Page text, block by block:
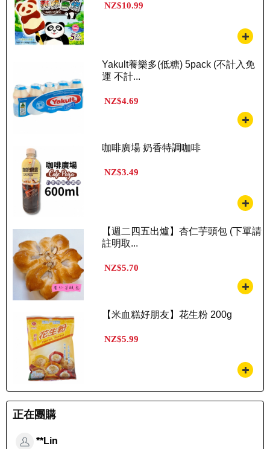
NZ$10.99
Yakult養樂多(低糖) 5pack (不計入免
運 不計...
NZ$4.69
咖啡廣場 奶香特調咖啡
NZ$3.49
【週二四五出爐】杏仁芋頭包 (下單請
註明取...
NZ$5.70
【米血糕好朋友】花生粉 200g
NZ$5.99
正在團購
**Lin